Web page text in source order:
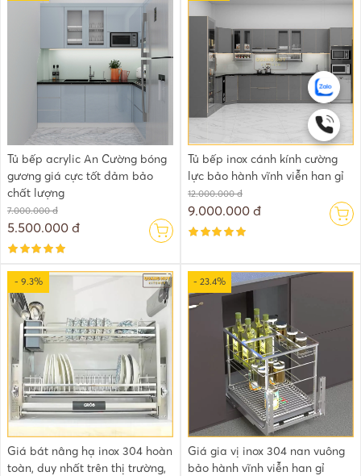
Tủ bếp acrylic An Cường bóng
gương giá cực tốt đảm bảo
chất lượng
7.000.000 đ
5.500.000 đ
Tủ bếp inox cánh kính cường
lực bảo hành vĩnh viễn han gỉ
12.000.000 đ
9.000.000 đ
- 9.3%
Giá bát nâng hạ inox 304 hoàn
toàn, duy nhất trên thị trường,
- 23.4%
Giá gia vị inox 304 nan vuông
bảo hành vĩnh viễn han gỉ